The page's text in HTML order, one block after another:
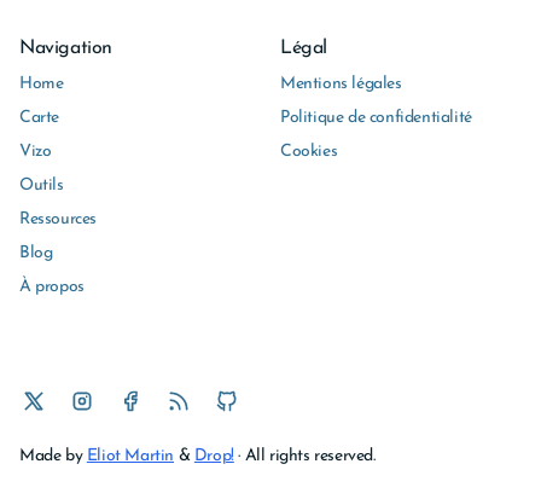
Navigation
Home
Carte
Vizo
Outils
Ressources
Blog
À propos
Légal
Mentions légales
Politique de confidentialité
Cookies
Made by Eliot Martin & Drop! · All rights reserved.